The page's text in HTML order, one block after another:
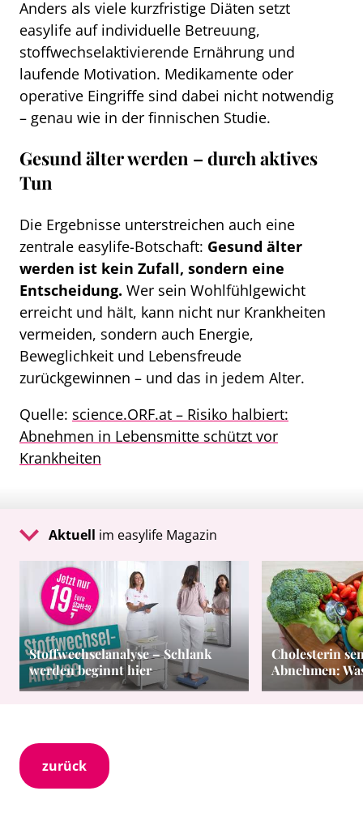
Anders als viele kurzfristige Diäten setzt
easylife auf individuelle Betreuung,
stoffwechselaktivierende Ernährung und
laufende Motivation. Medikamente oder
operative Eingriffe sind dabei nicht notwendig
– genau wie in der finnischen Studie.
Gesund älter werden – durch aktives
Tun
Die Ergebnisse unterstreichen auch eine
zentrale easylife-Botschaft: Gesund älter
werden ist kein Zufall, sondern eine
Entscheidung. Wer sein Wohlfühlgewicht
erreicht und hält, kann nicht nur Krankheiten
vermeiden, sondern auch Energie,
Beweglichkeit und Lebensfreude
zurückgewinnen – und das in jedem Alter.
Quelle: science.ORF.at – Risiko halbiert:
Abnehmen in Lebensmitte schützt vor
Krankheiten
Aktuell im easylife Magazin
Stoffwechselanalyse – Schlank
werden beginnt hier
Cholesterin
Abnehmen:
zurück